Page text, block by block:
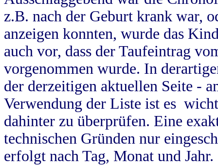
z.B. nach der Geburt krank war,
anzeigen konnten, wurde das
auch vor, dass der Taufeintrag
vorgenommen wurde. In
der derzeitigen aktuellen Seite -
Verwendung der Liste ist es
dahinter zu überprüfen. Eine
technischen Gründen nur
erfolgt nach Tag, Monat und Jahr.